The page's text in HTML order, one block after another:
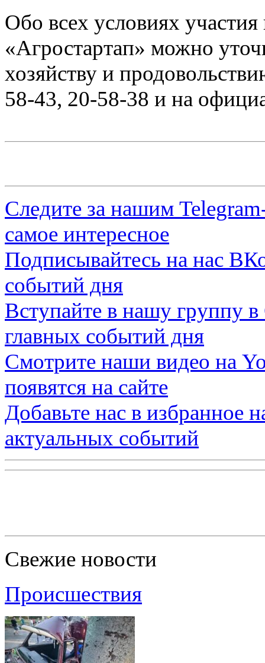
Обо всех условиях
«Агростартап» можно
хозяйству и
58-43, 20-58-38 и на
Следите за нашим
самое интересное
Подписывайтесь на нас
событий дня
Вступайте в нашу группу в
главных событий дня
Смотрите наши видео на
появятся на сайте
Добавьте нас в избранное
актуальных событий
Свежие новости
Происшествия